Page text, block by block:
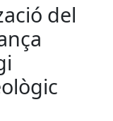
del